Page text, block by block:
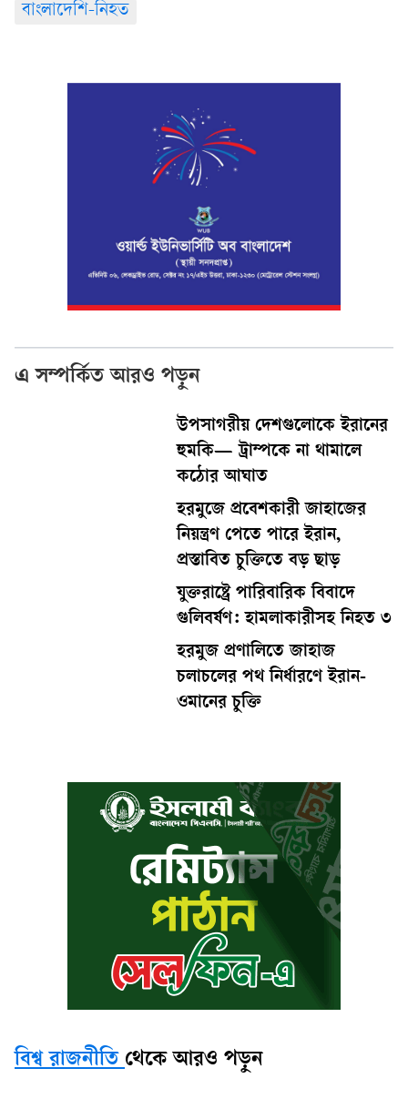
বাংলাদেশি-নিহত
এ সম্পর্কিত আরও পড়ুন
উপসাগরীয় দেশগুলোকে ইরানের
হুমকি— ট্রাম্পকে না থামালে
কঠোর আঘাত
হরমুজে প্রবেশকারী জাহাজের
নিয়ন্ত্রণ পেতে পারে ইরান,
প্রস্তাবিত চুক্তিতে বড় ছাড়
যুক্তরাষ্ট্রে পারিবারিক বিবাদে
গুলিবর্ষণ: হামলাকারীসহ নিহত ৩
হরমুজ প্রণালিতে জাহাজ
চলাচলের পথ নির্ধারণে ইরান-
ওমানের চুক্তি
বিশ্ব রাজনীতি থেকে আরও পড়ুন